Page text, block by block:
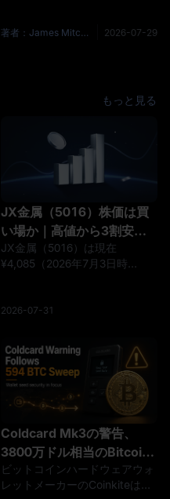
注視しています。日本の利上
バル株式、債券、暗号資産のポ
式の日本銀行の金融政策会議ス
ケジュールによると、政策委員
会は7月30日と7月31日に開催
著者：James Mitchell 2026-07-29
もっと見る
JX金属（5016）株価は買
い場か｜高値から3割安、
半導体材料への転換を映す
目標株価¥5,450
JX金属（5016）は現在
¥4,085（2026年7月3日時
銅製錬から半導体材料への収益
初来3倍近くに急騰したが、高
値から3割安まで調整した。ア
ナリスト平均目標株価は約
¥5,450と上値余地を示すが、市
況の循環性を踏まえ見極めたい
局面とみる。
2026-07-31
Coldcard Mk3の警告、
3800万ドル相当のBitcoin
掃討後に発生、原因は未確
認
ビットコインハードウェアウォ
レットメーカーのCoinkiteは、